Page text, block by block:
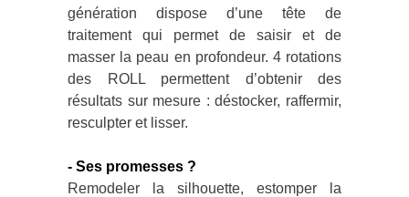
génération dispose d’une tête de
traitement qui permet de saisir et de
masser la peau en profondeur. 4 rotations
des ROLL permettent d’obtenir des
résultats sur mesure : déstocker, raffermir,
resculpter et lisser.
- Ses promesses ?
Remodeler la silhouette, estomper la